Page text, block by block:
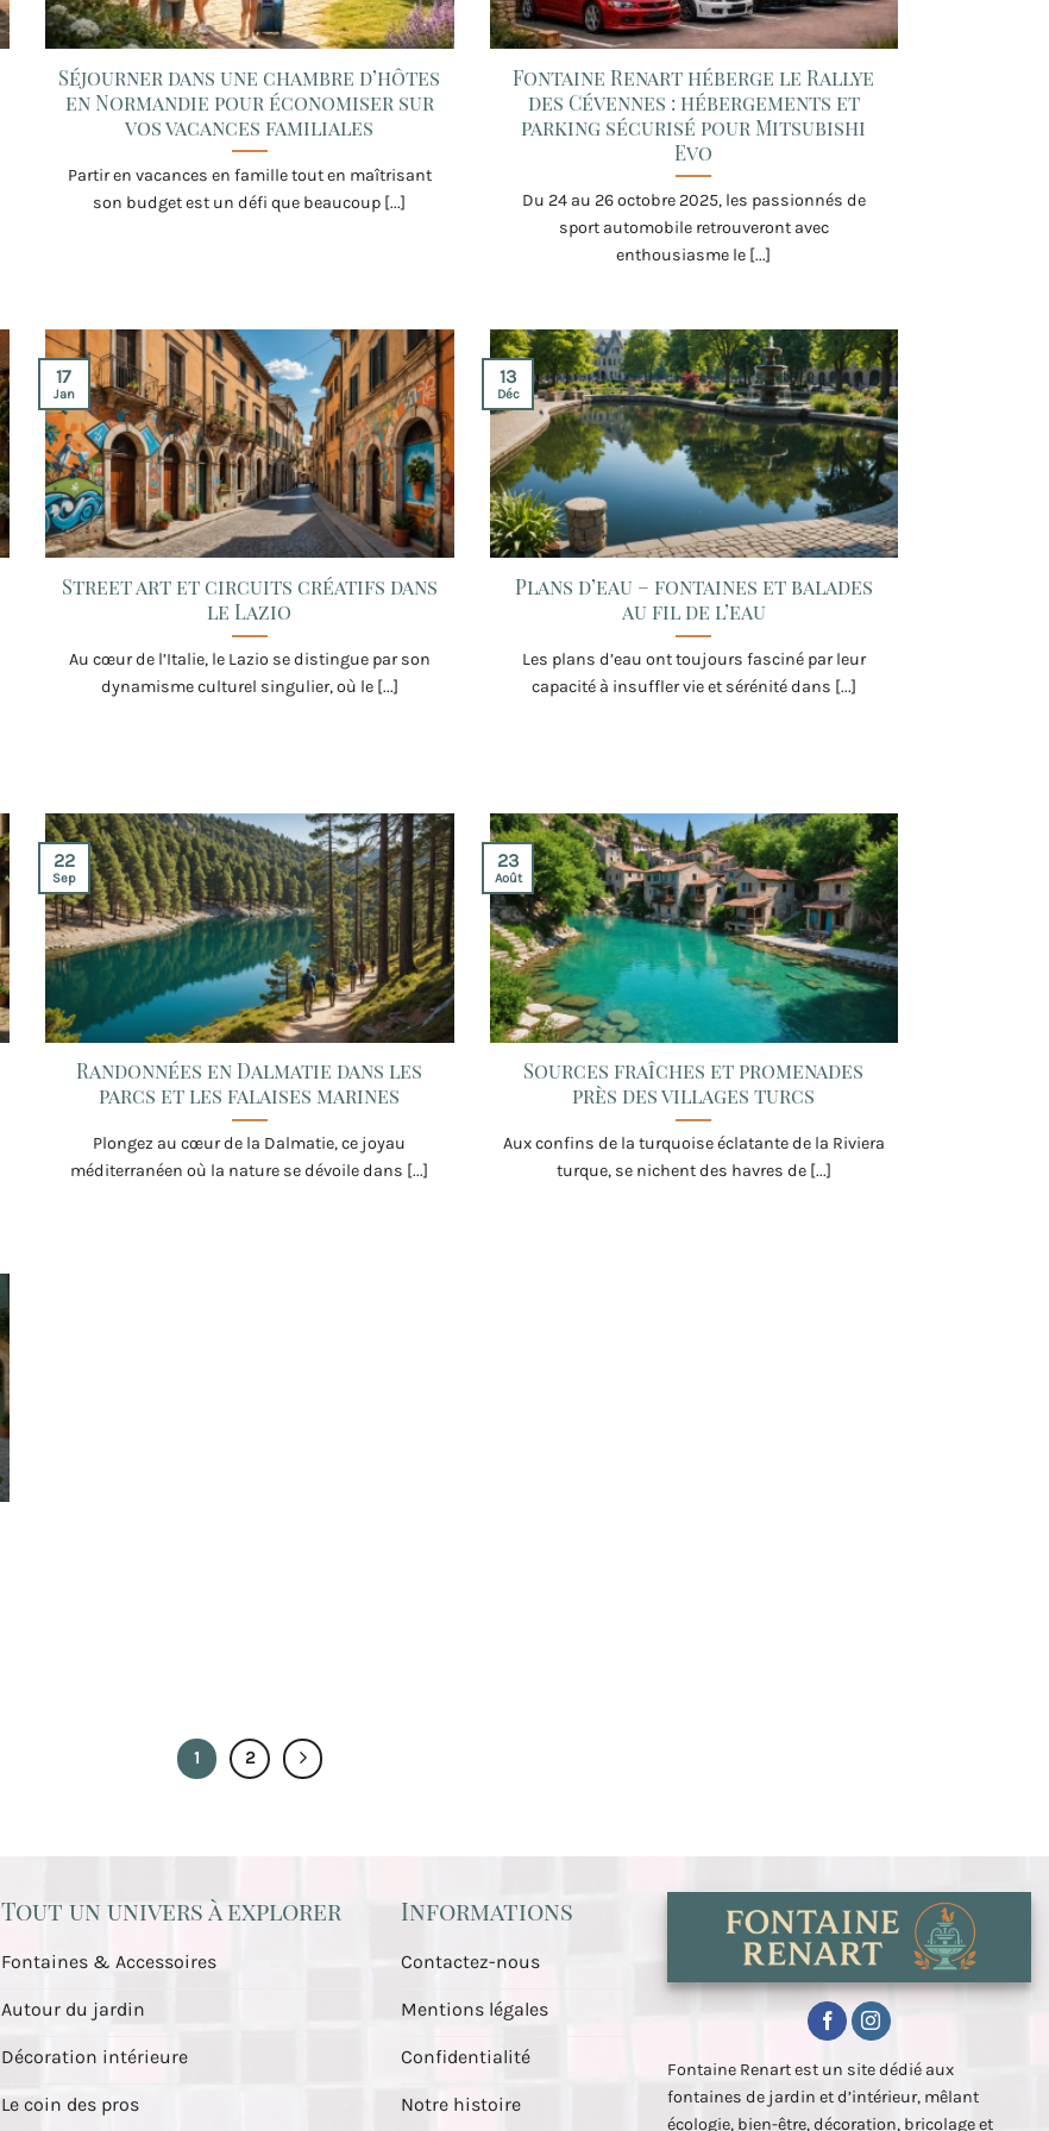
Séjourner dans une chambre d’hôtes
en Normandie pour économiser sur
vos vacances familiales
Partir en vacances en famille tout en maîtrisant
son budget est un défi que beaucoup [...]
Fontaine Renart héberge le Rallye
des Cévennes : hébergements et
parking sécurisé pour Mitsubishi
Evo
Du 24 au 26 octobre 2025, les passionnés de
sport automobile retrouveront avec
enthousiasme le [...]
Street art et circuits créatifs dans
le Lazio
Au cœur de l’Italie, le Lazio se distingue par son
dynamisme culturel singulier, où le [...]
17
Jan
Plans d’eau – fontaines et balades
au fil de l’eau
Les plans d’eau ont toujours fasciné par leur
capacité à insuffler vie et sérénité dans [...]
13
Déc
Randonnées en Dalmatie dans les
parcs et les falaises marines
Plongez au cœur de la Dalmatie, ce joyau
méditerranéen où la nature se dévoile dans [...]
22
Sep
Sources fraîches et promenades
près des villages turcs
Aux confins de la turquoise éclatante de la Riviera
turque, se nichent des havres de [...]
23
Août
1 2
Tout un univers à explorer
Fontaines & Accessoires
Autour du jardin
Décoration intérieure
Le coin des pros
Informations
Contactez-nous
Mentions légales
Confidentialité
Notre histoire
Fontaine Renart est un site dédié aux
fontaines de jardin et d’intérieur, mêlant
écologie, bien-être, décoration, bricolage et